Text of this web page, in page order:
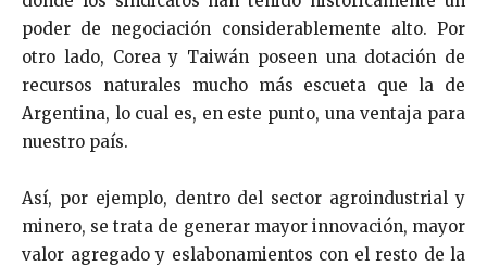
poder de negociación considerablemente alto. Por
otro lado, Corea y Taiwán poseen una dotación de
recursos naturales mucho más escueta que la de
Argentina, lo cual es, en este punto, una ventaja para
nuestro país.
Así, por ejemplo, dentro del sector agroindustrial y
minero, se trata de generar mayor innovación, mayor
valor agregado y eslabonamientos con el resto de la